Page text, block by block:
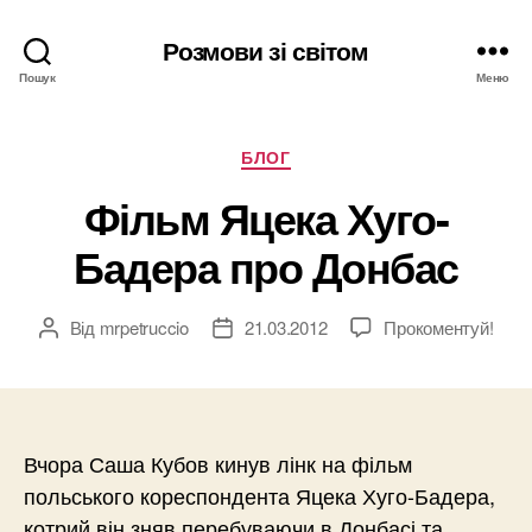
Пошук
Розмови зі світом
Меню
Категорії
БЛОГ
Фільм Яцека Хуго-
Бадера про Донбас
Автор
Від mrpetruccio
Дата21.03.2012 Прокоментуй!
Вчора Саша Кубов кинув лінк на фільм
польського кореспондента Яцека Хуго-Бадера,